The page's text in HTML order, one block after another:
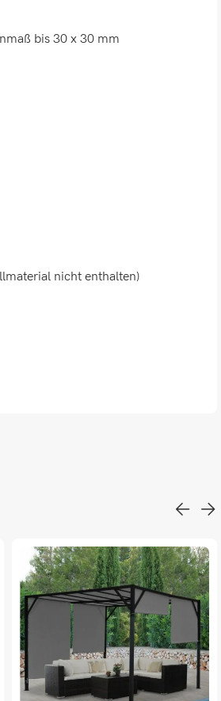
bis 30 x 30 mm
nicht enthalten)